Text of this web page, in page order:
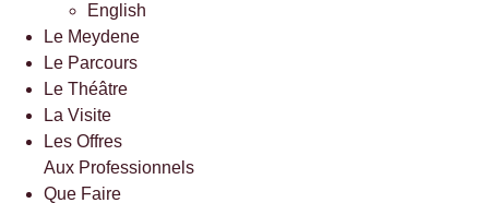
English
Le Meydene
Le Parcours
Le Théâtre
La Visite
Les Offres
Aux Professionnels
Que Faire